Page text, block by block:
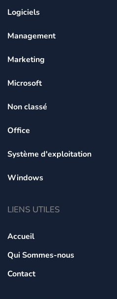
Logiciels
Management
Marketing
Microsoft
Non classé
Office
Système d'exploitation
Windows
LIENS UTILES
Accueil
Qui Sommes-nous
Contact